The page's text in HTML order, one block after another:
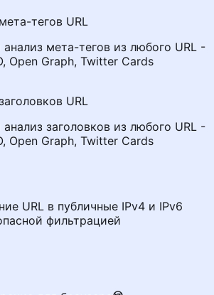
тегов URL
анализ мета-тегов из любого URL -
Open Graph, Twitter Cards
URL
заголовков из любого URL -
Open Graph, Twitter Cards
URL в публичные IPv4 и IPv6
фильтрацией